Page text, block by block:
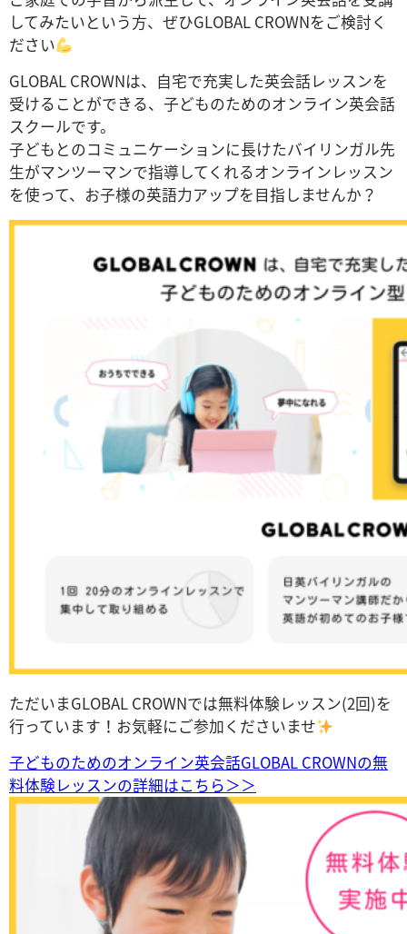
してみたいという方、ぜひGLOBAL CROWNをご検討く
ださい
GLOBAL CROWNは、自宅で充実した英会話レッスンを
受けることができる、子どものためのオンライン英会話
スクールです。
子どもとのコミュニケーションに長けたバイリンガル先
生がマンツーマンで指導してくれるオンラインレッスン
を使って、お子様の英語力アップを目指しませんか？
ただいまGLOBAL CROWNでは無料体験レッスン(2回)を
行っています！お気軽にご参加くださいませ
子どものためのオンライン英会話GLOBAL CROWNの無
料体験レッスンの詳細はこちら＞＞